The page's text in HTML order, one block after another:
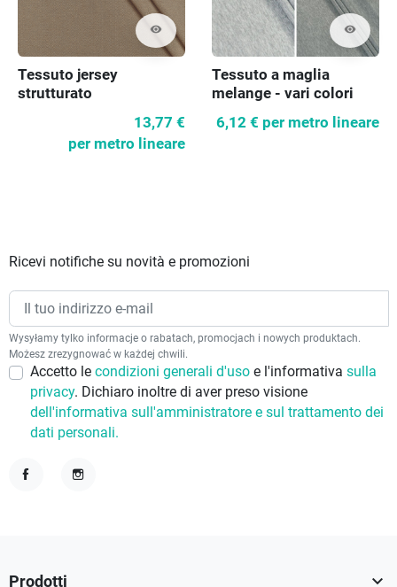
visibility
Tessuto jersey
strutturato
13,77 €
per metro lineare
visibility
Tessuto a maglia
melange - vari colori
6,12 € per metro lineare
Ricevi notifiche su novità e promozioni
Wysyłamy tylko informacje o rabatach, promocjach i nowych produktach.
Możesz zrezygnować w każdej chwili.
Accetto le condizioni generali d'uso e l'informativa sulla
privacy. Dichiaro inoltre di aver preso visione
dell'informativa sull'amministratore e sul trattamento dei
dati personali.
Prodotti 